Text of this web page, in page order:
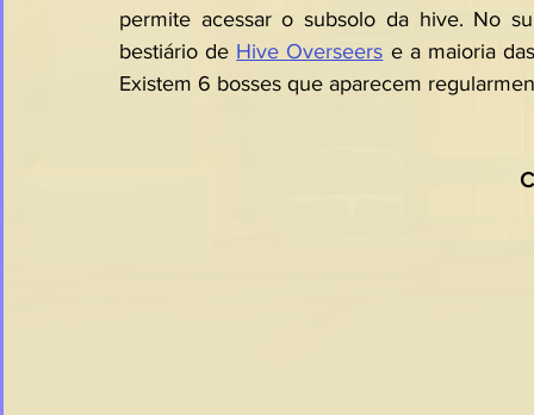
permite acessar o subsolo da hive. No
bestiário de Hive Overseers e a maioria
Existem 6 bosses que aparecem